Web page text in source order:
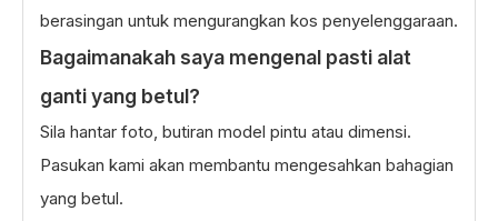
berasingan untuk mengurangkan kos penyelenggaraan.
Bagaimanakah saya mengenal pasti alat
ganti yang betul?
Sila hantar foto, butiran model pintu atau dimensi.
Pasukan kami akan membantu mengesahkan bahagian
yang betul.